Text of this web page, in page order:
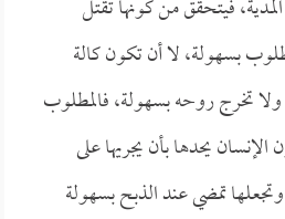
فيتحقق من كونها تقتل
بسهولة، لا أن تكون كالة
ولا تخرج روحه بسهولة، فالمطلوب
يحدها بأن يجريها على
تمضي عند الذبح بسهولة